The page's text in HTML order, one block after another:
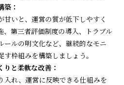
築：
いと、運営の質が低下しやすく
、第三者評価制度の導入、トラブル
ールの明文化など、継続的なモニ
枠組みを構築しましょう。
りと柔軟な改善：
入れ、運営に反映できる仕組みを